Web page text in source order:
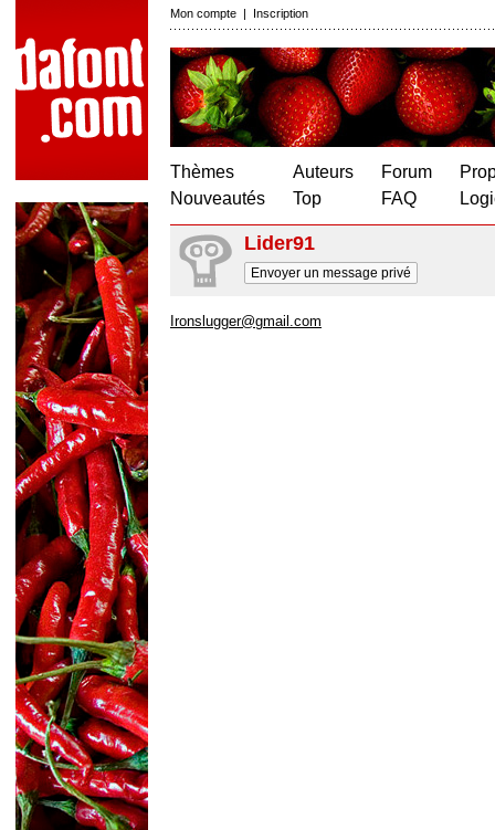
Mon compte | Inscription
Thèmes
Nouveautés
Auteurs
Top
Forum
FAQ
Lider91
Envoyer un message privé
Ironslugger@gmail.com